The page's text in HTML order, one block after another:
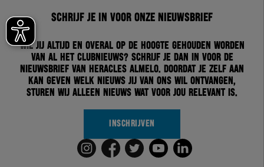
Schrijf je in voor onze nieuwsbrief
Wil jij altijd en overal op de hoogte gehouden worden
van al het clubnieuws? Schrijf je dan in voor de
nieuwsbrief van Heracles Almelo. Doordat je zelf aan
kan geven welk nieuws jij van ons wil ontvangen,
sturen wij alleen nieuws wat voor jou relevant is.
INSCHRIJVEN